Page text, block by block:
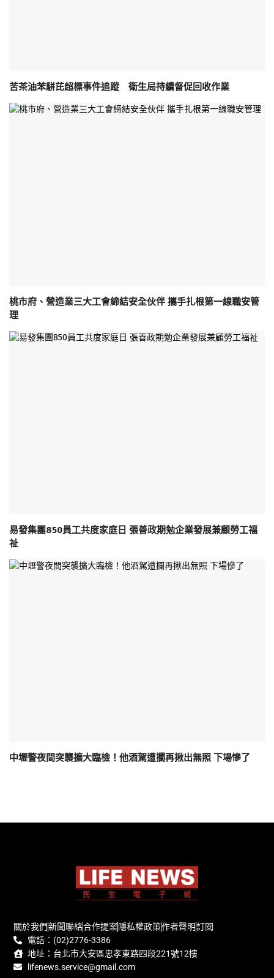
苦茶油苯駢芘超標事件追蹤 衛生局持續督促回收作業
桃市府、營造業三大工會締結安全伙伴 攜手扎根第一線職安管
理
易發集團850員工共度家庭日 張善政期勉企業發展兼顧勞工福
祉
中壢警夜間突襲擴大臨檢！他酒駕遭攔再揪出無照 下場慘了
關於我們新聞聯絡合作提案隱私權政策作者聲明訂閱
電話：(02)2776-3386
地址：台北市大安區忠孝東路四段221號12樓
lifenews.service@gmail.com